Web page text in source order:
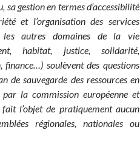
sa gestion en termes d’accessibilité
et l’organisation des services
autres domaines de la vie
habitat, justice, solidarité,
soulèvent des questions
de sauvegarde des ressources en
la commission européenne et
l’objet de pratiquement aucun
régionales, nationales ou